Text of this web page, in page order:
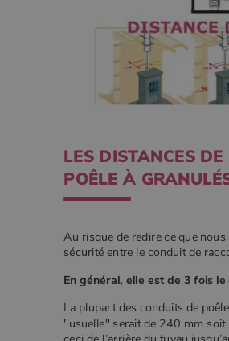
LES DISTANCES
POÊLE À
Au risque de redire ce que
sécurité entre le conduit de
En général, elle est de 3 fois
La plupart des conduits de
"usuelle" serait de 240 mm